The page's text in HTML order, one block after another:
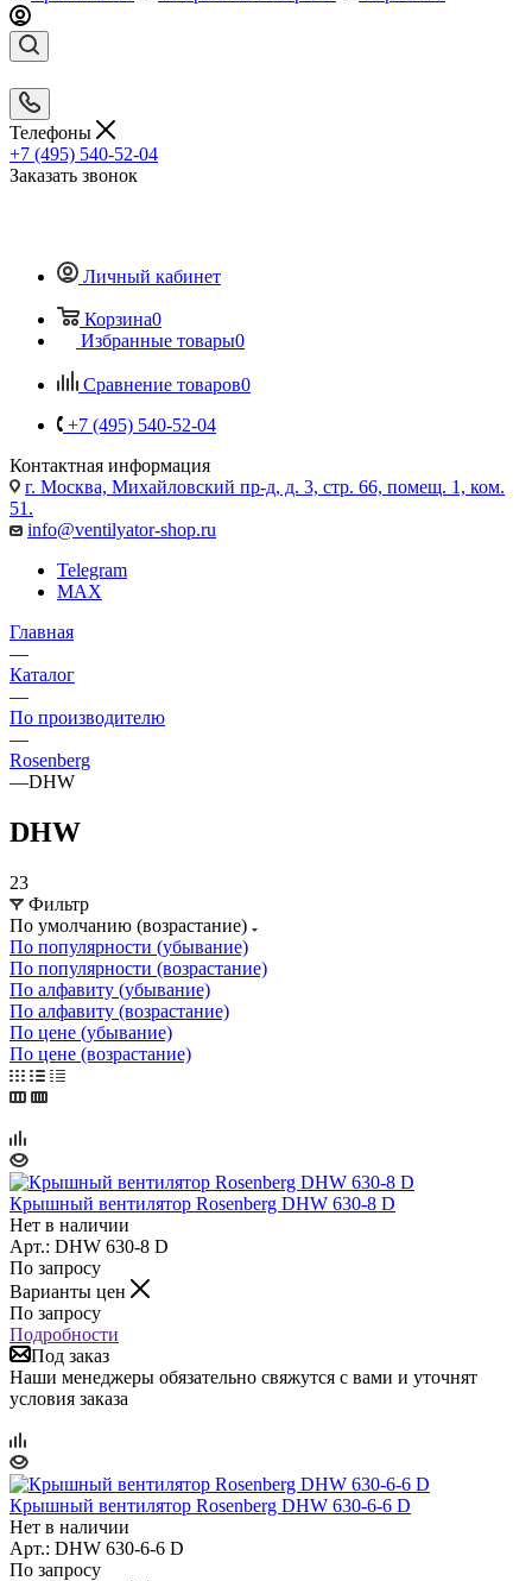
Телефоны
+7 (495) 540-52-04
Заказать звонок
Личный кабинет
Корзина0
Избранные товары0
Сравнение товаров0
+7 (495) 540-52-04
Контактная информация
г. Москва, Михайловский пр-д, д. 3, cтр. 66, помещ. 1, ком.
51.
info@ventilyator-shop.ru
Telegram
MAX
Главная
—
Каталог
—
По производителю
—
Rosenberg
—DHW
DHW
23
Фильтр
По умолчанию (возрастание)
По популярности (убывание)
По популярности (возрастание)
По алфавиту (убывание)
По алфавиту (возрастание)
По цене (убывание)
По цене (возрастание)
Крышный вентилятор Rosenberg DHW 630-8 D
Нет в наличии
Арт.: DHW 630-8 D
По запросу
Варианты цен
По запросу
Подробности
Под заказ
Наши менеджеры обязательно свяжутся с вами и уточнят
условия заказа
Крышный вентилятор Rosenberg DHW 630-6-6 D
Нет в наличии
Арт.: DHW 630-6-6 D
По запросу